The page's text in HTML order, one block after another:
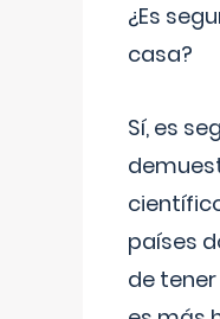
¿Es
casa?
Sí, es
países
de